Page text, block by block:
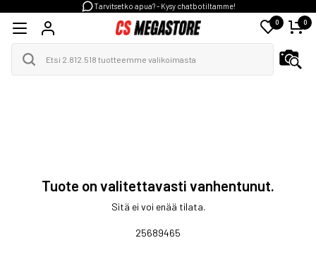
Tarvitsetko apua? - Kysy chatbotiltamme!
0 0
Tuote on valitettavasti vanhentunut.
Sitä ei voi enää tilata.
25689465